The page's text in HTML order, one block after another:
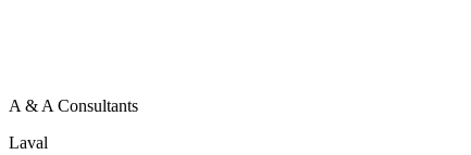
A & A Consultants
Laval